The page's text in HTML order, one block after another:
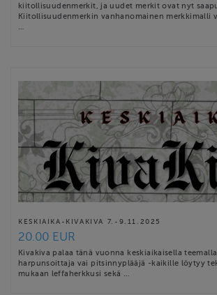
kiitollisuudenmerkit, ja uudet merkit ovat nyt
Kiitollisuudenmerkin vanhanomainen merkkimalli
KESKIAIKA-KIVAKIVA 7.-9.11.2025
20.00 EUR
Kivakiva palaa tänä vuonna keskiaikaisella
harpunsoittaja vai pitsinnyplääjä -kaikille löytyy
mukaan leffaherkkusi sekä …